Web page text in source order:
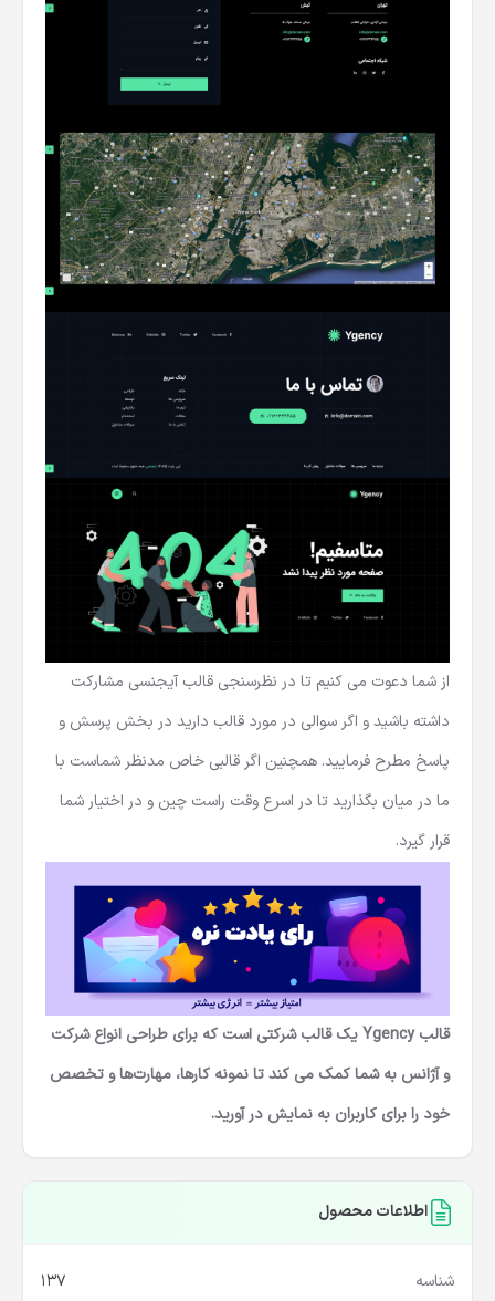
از شما دعوت می کنیم تا در نظرسنجی قالب آیجنسی مشارکت
داشته باشید و اگر سوالی در مورد قالب دارید در بخش پرسش و
پاسخ مطرح فرمایید. همچنین اگر قالبی خاص مدنظر شماست با
ما در میان بگذارید تا در اسرع وقت راست چین و در اختیار شما
قرار گیرد.
قالب Ygency یک قالب شرکتی است که برای طراحی انواع شرکت
و آژانس به شما کمک می کند تا نمونه کارها، مهارت‌ها و تخصص
خود را برای کاربران به نمایش در آورید.
اطلاعات محصول
شناسه 137